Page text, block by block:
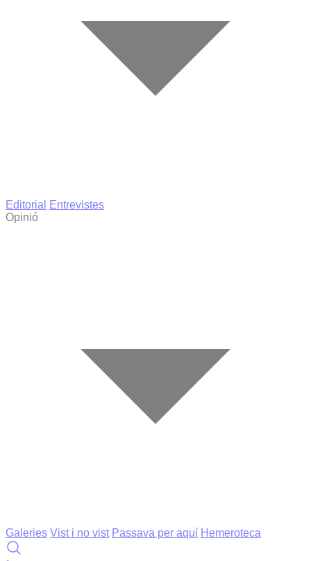
Editorial
Entrevistes
Opinió
Galeries Vist i no vist Passava per aquí Hemeroteca